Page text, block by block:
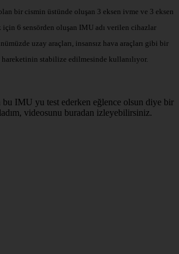
bir cismin üstünde oluşan 3 eksen ivme ve 3 eksen
6 sensörden oluşan IMU adı verilen cihazlar
uzay araçları, insansız hava araçları gibi bir
stabilize edilmesinde kullanılıyor.
bu IMU yu test ederken eğlence olsun diye bir
videosunu buradan izleyebilirsiniz.